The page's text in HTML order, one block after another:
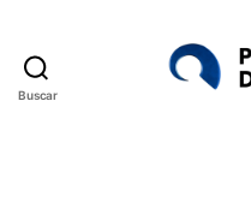
Buscar